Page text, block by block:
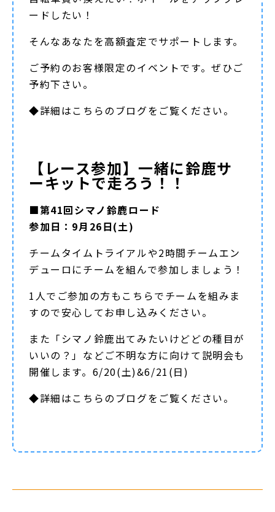
ードしたい！
そんなあなたを高額査定でサポートします。
ご予約のお客様限定のイベントです。ぜひご
予約下さい。
◆詳細はこちらのブログをご覧ください。
【レース参加】一緒に鈴鹿サ
ーキットで走ろう！！
■第41回シマノ鈴鹿ロード
参加日：9月26日(土)
チームタイムトライアルや2時間チームエン
デューロにチームを組んで参加しましょう！
1人でご参加の方もこちらでチームを組みま
すので安心してお申し込みください。
また「シマノ鈴鹿出てみたいけどどの種目が
いいの？」などご不明な方に向けて説明会も
開催します。6/20(土)&6/21(日)
◆詳細はこちらのブログをご覧ください。